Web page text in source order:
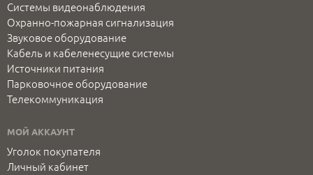
Системы видеонаблюдения
Охранно-пожарная сигнализация
Звуковое оборудование
Кабель и кабеленесущие системы
Источники питания
Парковочное оборудование
Телекоммуникация
МОЙ АККАУНТ
Уголок покупателя
Личный кабинет